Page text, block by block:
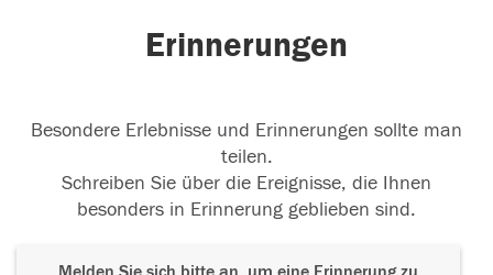
Erinnerungen
Besondere Erlebnisse und Erinnerungen sollte man
teilen.
Schreiben Sie über die Ereignisse, die Ihnen
besonders in Erinnerung geblieben sind.